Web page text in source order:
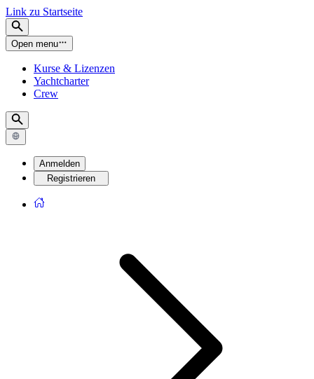
Link zu Startseite
Open menu
Kurse & Lizenzen
Yachtcharter
Crew
Anmelden
Registrieren